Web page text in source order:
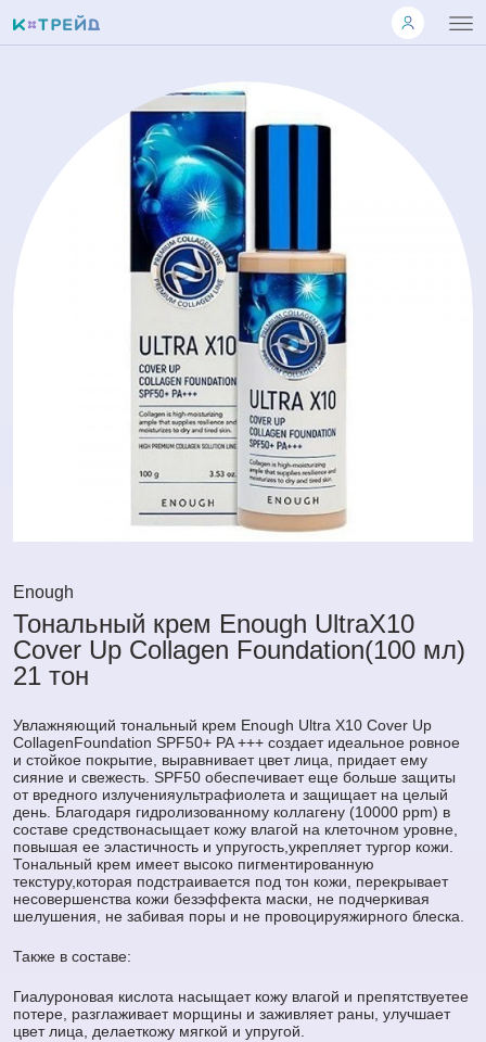
Enough
Тональный крем Enough UltraX10
Cover Up Collagen Foundation(100 мл)
21 тон
Увлажняющий тональный крем Enough Ultra X10 Cover Up
CollagenFoundation SPF50+ PA +++ создает идеальное ровное
и стойкое покрытие, выравнивает цвет лица, придает ему
сияние и свежесть. SPF50 обеспечивает еще больше защиты
от вредного излученияультрафиолета и защищает на целый
день. Благодаря гидролизованному коллагену (10000 ppm) в
составе средствонасыщает кожу влагой на клеточном уровне,
повышая ее эластичность и упругость,укрепляет тургор кожи.
Тональный крем имеет высоко пигментированную
текстуру,которая подстраивается под тон кожи, перекрывает
несовершенства кожи безэффекта маски, не подчеркивая
шелушения, не забивая поры и не провоцируяжирного блеска.
Также в составе:
Гиалуроновая кислота насыщает кожу влагой и препятствуетее
потере, разглаживает морщины и заживляет раны, улучшает
цвет лица, делаеткожу мягкой и упругой.